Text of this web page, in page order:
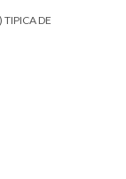
DE